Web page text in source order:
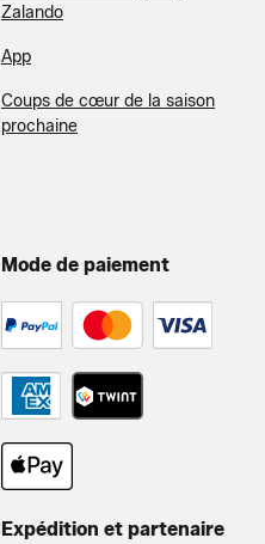
Zalando
App
Coups de cœur de la saison
prochaine
Mode de paiement
Expédition et partenaire